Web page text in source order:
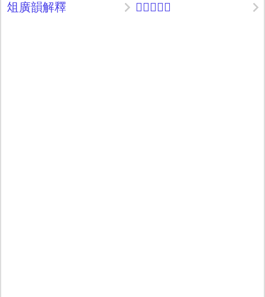
俎廣韻解釋 𩌑廣韻解釋